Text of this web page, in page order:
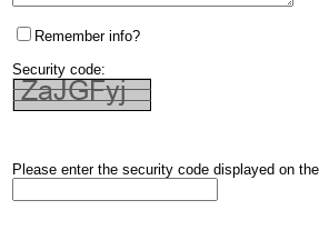
Remember info?
Security code:
Please enter the security code displayed on